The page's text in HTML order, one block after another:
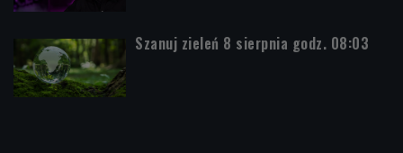
Szanuj zieleń 8 sierpnia godz. 08:03